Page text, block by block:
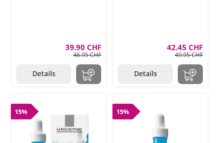
39.90 CHF
46.95 CHF
Details
42.45 CHF
49.95 CHF
Details
15% 15%